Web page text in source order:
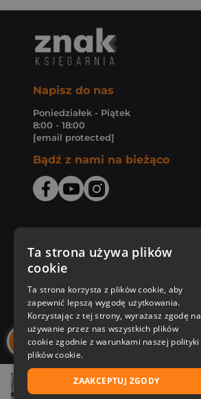
43,99 zł
Napisz do nas
Poniedziałek - Piątek
8:00 - 18:00
[email protected]
Bądź z nami na bieżąco
Zakupy u nas
Nasza oferta
Nasi autorzy
Ta strona używa plików
cookie
Ta strona korzysta z plików cookie, aby
zapewnić lepszą wygodę użytkowania.
Korzystając z tej strony, wyrażasz zgodę na
używanie przez nas wszystkich plików
cookie zgodnie z warunkami naszej polityki
plików cookie.
ZAAKCEPTUJ ZGODY